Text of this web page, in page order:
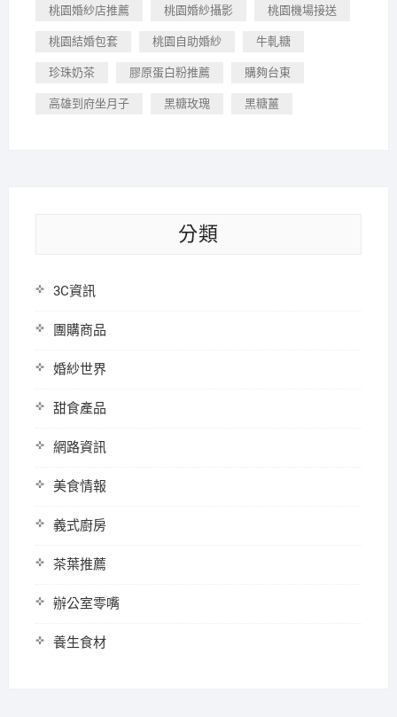
桃園婚紗店推薦 桃園婚紗攝影 桃園機場接送
桃園結婚包套 桃園自助婚紗 牛軋糖
珍珠奶茶 膠原蛋白粉推薦 購夠台東
高雄到府坐月子 黑糖玫瑰 黑糖薑
分類
3C資訊
團購商品
婚紗世界
甜食產品
網路資訊
美食情報
義式廚房
茶葉推薦
辦公室零嘴
養生食材